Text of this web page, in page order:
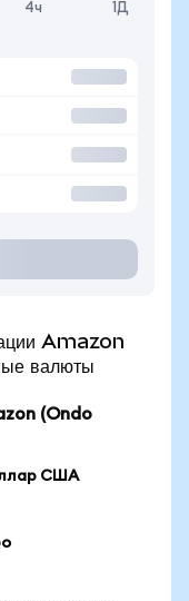
4ч 1Д
Amazon
валюты
(Ondo
США